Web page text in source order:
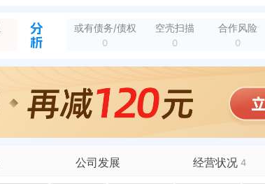
全部动态
全部动态
新增开庭公告，原告：中顺洁柔纸业股份有限公司 被告：四川眉山天忠纸业有限公司、彭山区世纪百润副食山水福都店 法院：眉山市中级人民法院 开庭时间：2021-...
全部动态
新增立案，案号：(2021)川14民初233号 案由：侵害商标权纠纷 原告：中顺洁柔纸业股份有限公司 被告：四川眉山天忠纸业有限公司 法院：四川省眉山市中...
全部动态
新增开庭公告，案由：不正当竞争纠纷 原告：吴**、四川眉山天忠纸业有限公司 被告：中顺洁柔纸业股份有限公司 法院：四川省眉山市中级人民法院 开庭时间：20...
全部动态
或有债务/债权
0
空壳扫描
0
合作风险
0
公司发展 经营状况 4